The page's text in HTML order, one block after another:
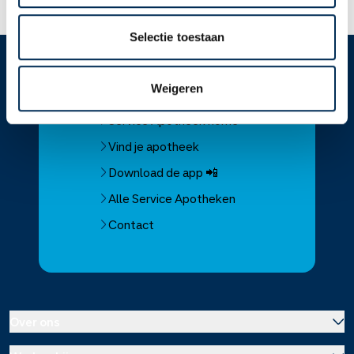
Selectie toestaan
Weigeren
ServiceApotheek
Service Apotheek home
Vind je apotheek
Download de app 📲
Alle Service Apotheken
Contact